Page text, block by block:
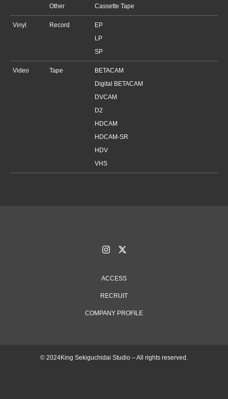
Other
Cassette Tape
Vinyl Record
EP
LP
SP
Video Tape
BETACAM
Digital BETACAM
DVCAM
D2
HDCAM
HDCAM-SR
HDV
VHS
ACCESS
RECRUIT
COMPANY PROFILE
© 2024King Sekiguchidai Studio – All rights reserved.